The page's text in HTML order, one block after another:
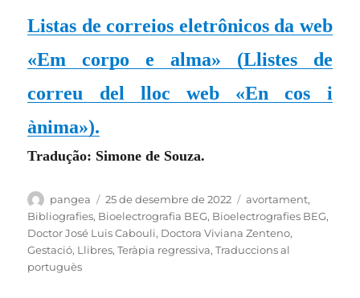
Listas de correios eletrônicos da web
«Em corpo e alma» (Llistes de
correu del lloc web «En cos i
ànima»).
Tradução: Simone de Souza.
Autor
pangea
Publicat
el
25 de desembre de 2022 Categories
avortament,
Bibliografies, Bioelectrografia BEG, Bioelectrografies BEG,
Doctor José Luis Cabouli, Doctora Viviana Zenteno,
Gestació, Llibres,Teràpia regressiva,Traduccions al
portuguès